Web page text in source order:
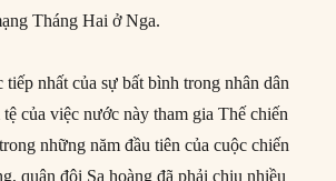
Tháng Hai ở Nga.
nhất của sự bất bình trong nhân dân
của việc nước này tham gia Thế chiến
những năm đầu tiên của cuộc chiến
quân đội Sa hoàng đã phải chịu nhiều